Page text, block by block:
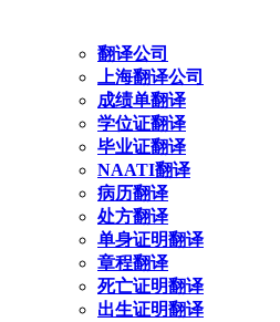
翻译公司
上海翻译公司
成绩单翻译
学位证翻译
毕业证翻译
NAATI翻译
病历翻译
处方翻译
单身证明翻译
章程翻译
死亡证明翻译
出生证明翻译